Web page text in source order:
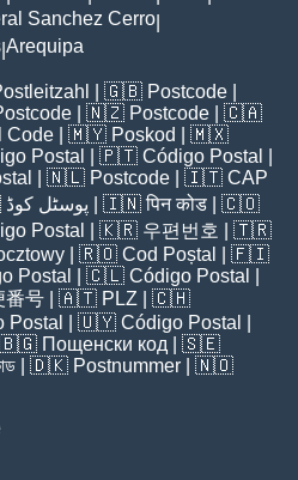
Sanchez Cerro
Arequipa
| 🇬🇧 Postcode
| 🇳🇿 Postcode | 🇨🇦
Code | 🇲🇾 Poskod
| 🇲🇽
Postal | 🇵🇹 Código Postal
| 🇳🇱 Postcode | 🇮🇹 CAP
پوسٹل کوڈ | 🇮🇳पिन कोड | 🇨🇴
Postal | 🇰🇷 우편번호
| 🇹🇷
| 🇷🇴 Cod Poștal
| 🇫🇮
Postal | 🇨🇱 Código Postal
番号 | 🇦🇹 PLZ | 🇨🇭
Postal | 🇺🇾 Código Postal
🇧🇬 Пощенски код | 🇸🇪
| 🇩🇰 Postnummer | 🇳🇴